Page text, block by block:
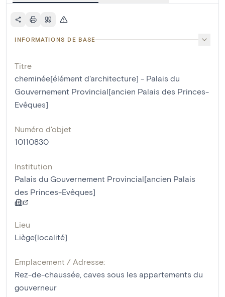
INFORMATIONS DE BASE
Titre
cheminée[élément d'architecture] - Palais du
Gouvernement Provincial[ancien Palais des Princes-
Evêques]
Numéro d'objet
10110830
Institution
Palais du Gouvernement Provincial[ancien Palais
des Princes-Evêques]
Lieu
Liège[localité]
Emplacement / Adresse:
Rez-de-chaussée, caves sous les appartements du
gouverneur